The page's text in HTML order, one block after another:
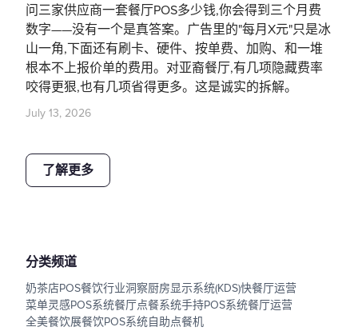
问三家供应商一套餐厅POS多少钱,你会得到三个月费
数字——没有一个是真答案。广告里的"每月X元"只是冰
山一角,下面还有刷卡、硬件、按单费、加购、和一堆
根本不上报价单的费用。对亚裔餐厅,有几项隐藏费率
咬得更狠,也有几项省得更多。这是诚实的拆解。
July 13, 2026
了解更多
分类频道
奶茶店POS餐饮行业洞察厨房显示系统(KDS)快餐厅运营
菜单灵感POS系统餐厅点餐系统手持POS系统餐厅运营
全美餐饮展餐饮POS系统自助点餐机